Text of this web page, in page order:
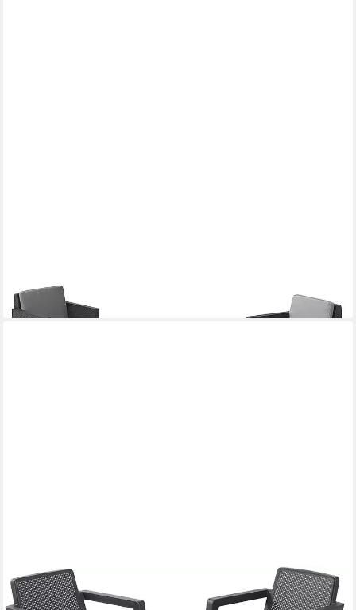
lieferbar - in 6-8 Werktagen bei dir
KETER
Gartenlounge-Set Emily, (3-tlg)